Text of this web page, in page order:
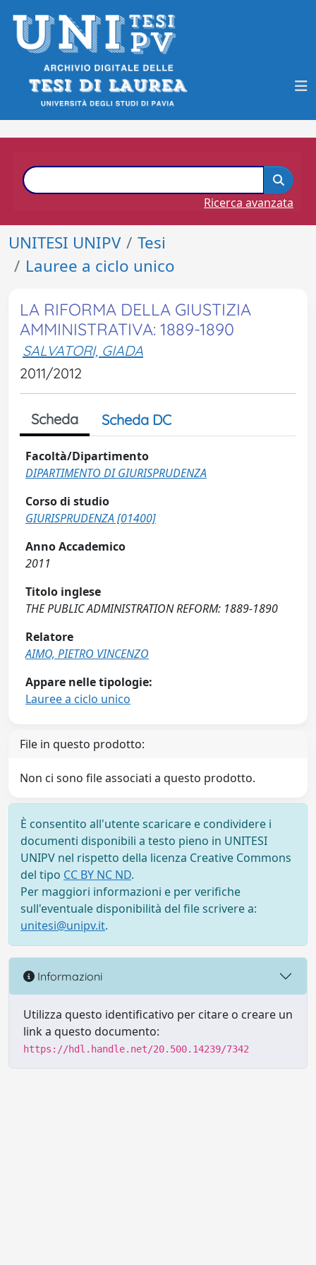
Ricerca avanzata
UNITESI UNIPV
Tesi
Lauree a ciclo unico
LA RIFORMA DELLA GIUSTIZIA
AMMINISTRATIVA: 1889-1890
SALVATORI, GIADA
2011/2012
Scheda Scheda DC
Facoltà/Dipartimento
DIPARTIMENTO DI GIURISPRUDENZA
Corso di studio
GIURISPRUDENZA [01400]
Anno Accademico
2011
Titolo inglese
THE PUBLIC ADMINISTRATION REFORM: 1889-1890
Relatore
AIMO, PIETRO VINCENZO
Appare nelle tipologie:
Lauree a ciclo unico
File in questo prodotto:
Non ci sono file associati a questo prodotto.
È consentito all'utente scaricare e condividere i
documenti disponibili a testo pieno in UNITESI
UNIPV nel rispetto della licenza Creative Commons
del tipo CC BY NC ND.
Per maggiori informazioni e per verifiche
sull'eventuale disponibilità del file scrivere a:
unitesi@unipv.it.
Informazioni
Utilizza questo identificativo per citare o creare un
link a questo documento:
https://hdl.handle.net/20.500.14239/7342